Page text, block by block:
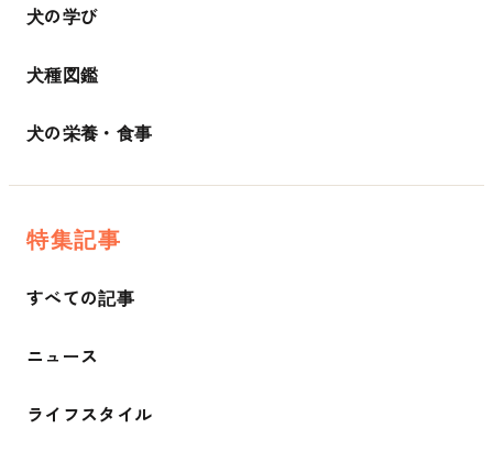
犬の学び
犬種図鑑
犬の栄養・食事
特集記事
すべての記事
ニュース
ライフスタイル